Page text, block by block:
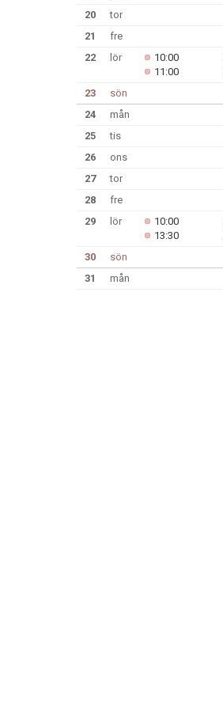
20
tor
21
fre
22
lör 10:00
11:00
23
sön
24
mån
25
tis
26
ons
27
tor
28
fre
29
lör 10:00
13:30
30
sön
31 mån